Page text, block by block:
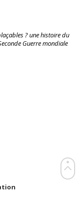
? une histoire du
Guerre mondiale